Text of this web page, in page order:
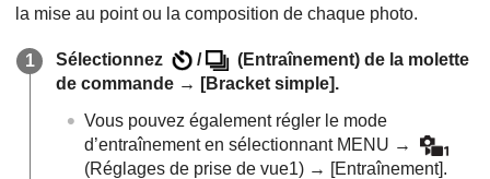
la mise au point ou la composition de chaque photo.
Sélectionnez / (Entraînement) de la molette
de commande → [Bracket simple].
Vous pouvez également régler le mode
d’entraînement en sélectionnant MENU →
(Réglages de prise de vue1) → [Entraînement].